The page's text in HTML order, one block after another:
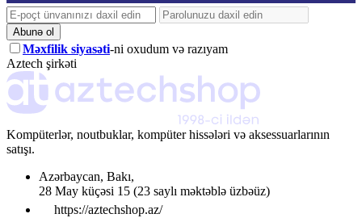
Abunə ol
Məxfilik siyasəti-ni oxudum və razıyam
Aztech şirkəti
Kompüterlər, noutbuklar, kompüter hissələri və aksessuarlarının
satışı.
Azərbaycan, Bakı,
28 May küçəsi 15 (23 saylı məktəblə üzbəüz)
https://aztechshop.az/